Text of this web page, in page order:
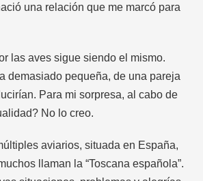
una relación que me marcó para
las aves sigue siendo el mismo.
demasiado pequeña, de una pareja
Para mi sorpresa, al cabo de
No lo creo.
aviarios, situada en España,
llaman la “Toscana española”.